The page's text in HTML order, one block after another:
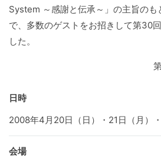
System ～感謝と伝承～」の主旨のも
で、多数のゲストをお招きして第30
した。
日時
2008年4月20日（日）・21日（月）・
会場